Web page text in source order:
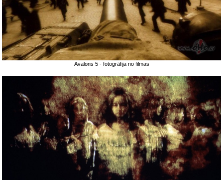
Avalons 5 - fotogrāfija no filmas